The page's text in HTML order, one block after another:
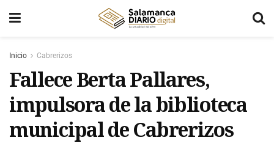
Inicio Cabrerizos
Fallece Berta Pallares,
impulsora de la biblioteca
municipal de Cabrerizos